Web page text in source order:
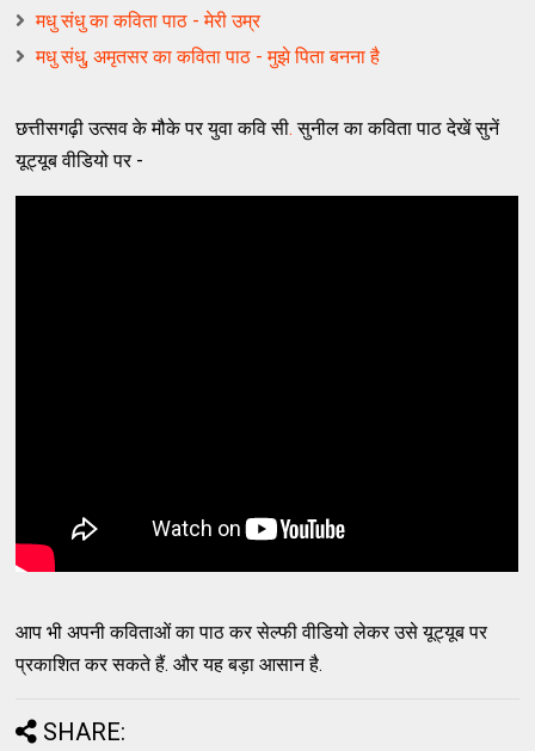
मधु संधु का कविता पाठ - मेरी उम्र
मधु संधु, अमृतसर का कविता पाठ - मुझे पिता बनना है
छत्तीसगढ़ी उत्सव के मौके पर युवा कवि सी. सुनील का कविता पाठ देखें सुनें
यूट्यूब वीडियो पर -
आप भी अपनी कविताओं का पाठ कर सेल्फी वीडियो लेकर उसे यूट्यूब पर
प्रकाशित कर सकते हैं. और यह बड़ा आसान है.
SHARE: